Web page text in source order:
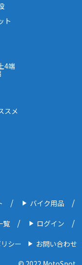
ト
4端
スメ
バイク用品
覧 ログイン
シー
お問い合わせ